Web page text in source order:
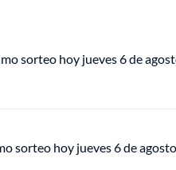
sorteo hoy jueves 6 de
sorteo hoy jueves 6 de